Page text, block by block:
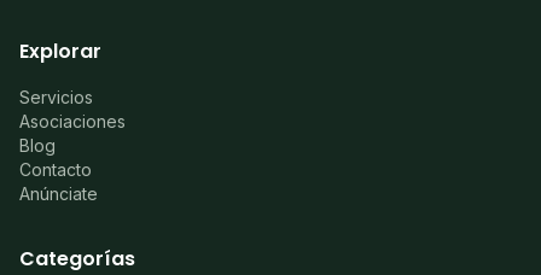
Explorar
Servicios
Asociaciones
Blog
Contacto
Anúnciate
Categorías